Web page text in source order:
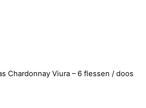
Chardonnay Viura – 6 flessen / doos